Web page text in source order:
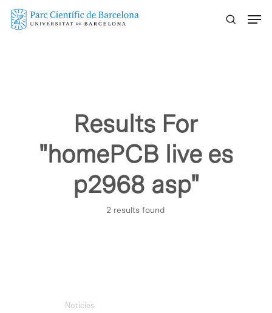
Skip
Results For
"homePCB live es
p2968 asp"
2 results found
Notícies